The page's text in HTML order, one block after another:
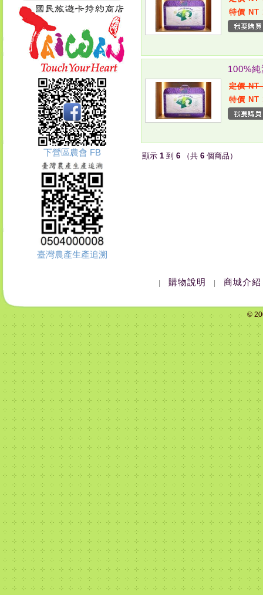
下營區農會 FB
臺灣農產生產追溯
特價 NT
100%
定價 NT
特價 NT
顯示 1 到 6 （共 6 個商品）
購物說明 商城介紹
©